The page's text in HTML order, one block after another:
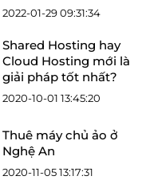
2022-01-29 09:31:34
Shared Hosting hay
Cloud Hosting mới là
giải pháp tốt nhất?
2020-10-01 13:45:20
Thuê máy chủ ảo ở
Nghệ An
2020-11-05 13:17:31